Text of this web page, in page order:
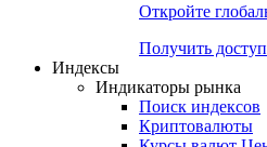
Откройте
Получить доступ
Индексы
Индикаторы рынка
Поиск индексов
Криптовалюты